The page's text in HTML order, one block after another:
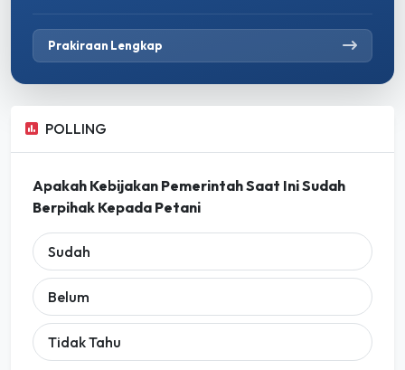
Prakiraan Lengkap
POLLING
Apakah Kebijakan Pemerintah Saat Ini Sudah
Berpihak Kepada Petani
Sudah
Belum
Tidak Tahu